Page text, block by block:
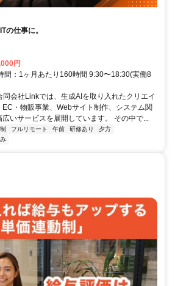
の仕事に。
円
間：1ヶ月あたり160時間 9:30〜18:30(実働8
会社Linkでは、生成AIを取り入れたクリエイ
EC・物販事業、Webサイト制作、システム関
いサービスを展開しています。 その中で...
フルリモート 午前 研修あり
夕方